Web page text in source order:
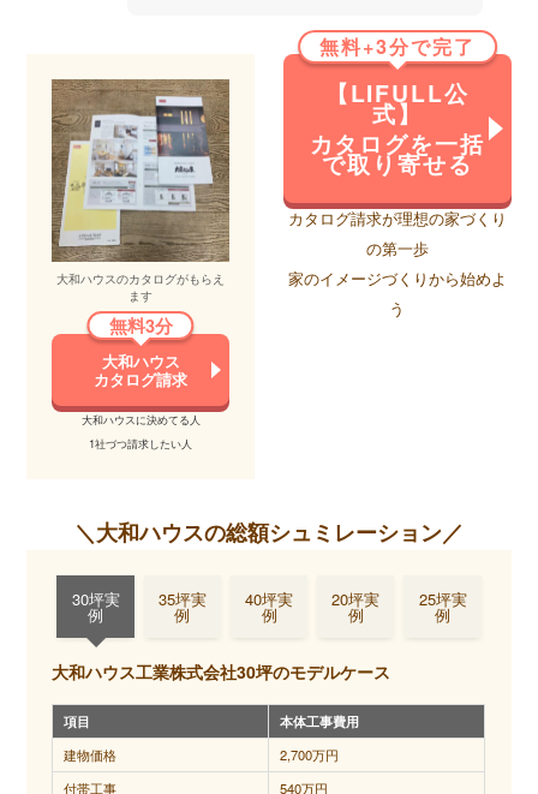
光設
置費
用
太陽光を設置する費用。一般的には10年ほどで採算は取れる
が、初期費用が重い。100万~200万程度必要。日当たりからシ
ュミレーションしてくれるため、数値と初期費用を鑑みて判
断しましょう。
床暖
房設
置費
用
上記見積もりではエコワンという機器が100万円、床暖房設置
費用が50万円のイメージです。エコワンは床に這わせる温水
を効率的に作る機器。床暖房もいろいろな方式、やり方があ
るため、設置したい人はメーカーに方式や費用を確認しまし
ょう。
外構
玄関や庭、駐車場を作る工事。見落としがちだが非常に費用
がかかる工事。こだわりによって、100万で済む人もいれば、
1000万以上かける人がいて、ピンキリ。建物と同じくらい費
用がかかるといっても過言ではない割に、当初の計画から見
逃しがち。ほとんどの場合、打ち合わせで金額に驚き、どこ
を妥協するか迷うことになります。土地が広くて外構工事の
範囲が広い場合は、しっかりと費用を見込んでおきましょ
う。
標準設備からグレードアップしたり、標準ではない設備を入
宅展示場で見る家は、提案工事が多く含まれているため、実
ど。
大和ハウスのカタログがもらえ
ます
無料3分
大和ハウス
カタログ請求
大和ハウスに決めてる人
1社づつ請求したい人
無料+3分で完了
【LIFULL公
式】
カタログを一括
で取り寄せる
カタログ請求が理想の家づくり
の第一歩
家のイメージづくりから始めよ
う
＼大和ハウスの総額シュミレーション／
30坪実
例
35坪実
例
40坪実
例
20坪実
例
25坪実
例
大和ハウス工業株式会社30坪のモデルケース
項目
本体工事費用
建物価格
2,700万円
付帯工事
540万円